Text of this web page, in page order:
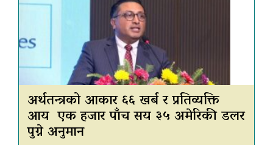
अर्थतन्त्रको आकार ६६ खर्ब र प्रतिव्यक्ति
आय एक हजार पाँच सय ३५ अमेरिकी डलर
पुग्ने अनुमान